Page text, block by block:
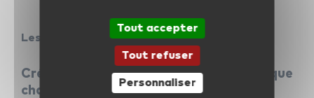
Les cours de guitare à domicile pour Noël
Créer une ambiance acoustique
chaleureuse
Tout accepter
Tout refuser
Personnaliser